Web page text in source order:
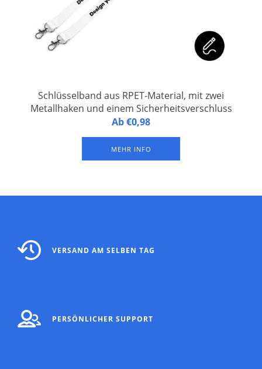
Schlüsselband aus RPET-Material, mit zwei
Metallhaken und einem Sicherheitsverschluss
Personalisiertes Schlüsselband aus Recycled PET-Material,
Sicherheitsverschluss. Vollfarbdruck auf beiden Seiten.
Ab €0,98
MEHR INFO
VERSAND AM SELBEN TAG
PERSÖNLICHER SUPPORT